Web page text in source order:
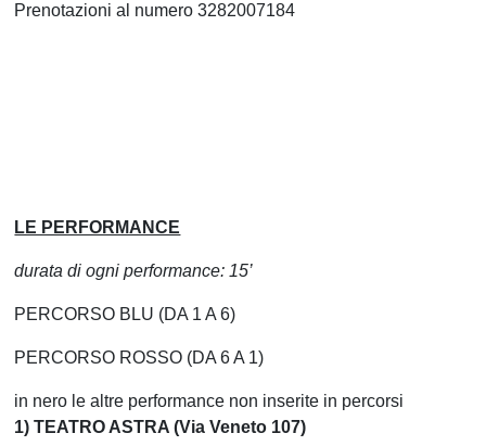
Prenotazioni al numero 3282007184
LE PERFORMANCE
durata di ogni performance: 15’
PERCORSO BLU (DA 1 A 6)
PERCORSO ROSSO (DA 6 A 1)
in nero le altre performance non inserite in percorsi
1) TEATRO ASTRA (Via Veneto 107)